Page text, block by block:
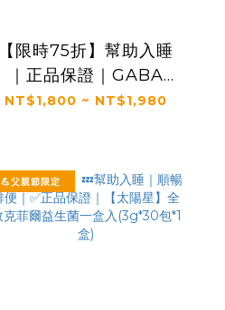
【限時75折】幫助入睡
｜正品保證｜GABA
PLUS+｜【太陽星】全
盒)
NT$1,800 ~ NT$1,980
💪父親節限定